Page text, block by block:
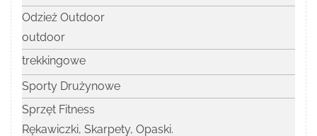
Odzież Outdoor
outdoor
trekkingowe
Sporty Drużynowe
Sprzęt Fitness
Rękawiczki, Skarpety, Opaski.